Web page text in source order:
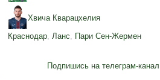
Хвича Кварацхелия
Краснодар, Ланс, Пари Сен-Жермен
Подпишись на телеграм-